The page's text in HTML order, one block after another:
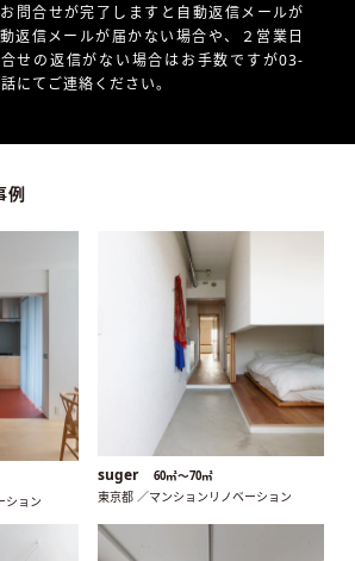
問合せが完了しますと自動返信メールが
返信メールが届かない場合や、
２営業日
せの返信がない場合はお手数ですが03-
にてご連絡ください。
例
ション
suger 60㎡〜70㎡
東京都 ／マンションリノベーション